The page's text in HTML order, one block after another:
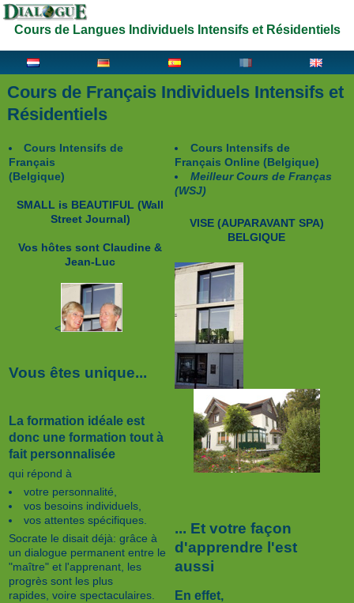
Cours de Langues Individuels Intensifs et Résidentiels
Cours de Français Individuels Intensifs et
Résidentiels
Cours Intensifs de
Français
(Belgique)
SMALL is BEAUTIFUL(Wall
Street Journal)
Vos hôtes sont Claudine &
Jean-Luc
<
Vous êtes unique...
La formation idéale est
donc une formation tout à
fait personnalisée
qui répond à
votre personnalité,
vos besoins individuels,
vos attentes spécifiques.
Socrate le disait déjà: grâce à
un dialogue permanent entre le
"maître" et l'apprenant, les
progrès sont les plus
rapides, voire spectaculaires.
Cours Intensifs de
Français Online (Belgique)
Meilleur Cours de Franças
(WSJ)
VISE (AUPARAVANT SPA)
BELGIQUE
... Et votre façon
d'apprendre l'est
aussi
En effet,